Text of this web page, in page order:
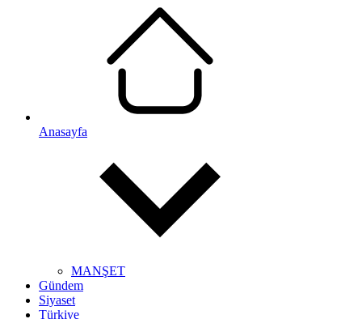
Anasayfa
MANŞET
Gündem
Siyaset
Türkiye